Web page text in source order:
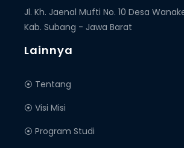
Jl. Kh. Jaenal Mufti No. 10 Desa
Kab. Subang - Jawa Barat
Lainnya
⦿ Tentang
⦿ Visi Misi
⦿ Program Studi